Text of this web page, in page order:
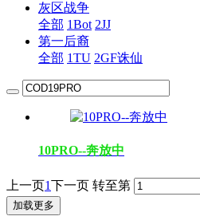
灰区战争
全部 1Bot 2JJ
第一后裔
全部 1TU 2GF诛仙
10PRO--奔放中
上一页1下一页 转至第
加载更多